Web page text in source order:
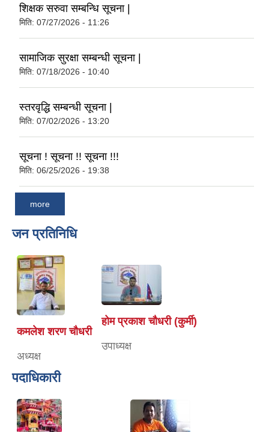
शिक्षक सरुवा सम्बन्धि सूचना |
मिति: 07/27/2026 - 11:26
सामाजिक सुरक्षा सम्बन्धी सूचना |
मिति: 07/18/2026 - 10:40
स्तरवृद्धि सम्बन्धी सूचना |
मिति: 07/02/2026 - 13:20
सूचना ! सूचना !! सूचना !!!
मिति: 06/25/2026 - 19:38
more
जन प्रतिनिधि
कमलेश शरण चौधरी
अध्यक्ष
होम प्रकाश चौधरी (कुर्मी)
उपाध्यक्ष
पदाधिकारी